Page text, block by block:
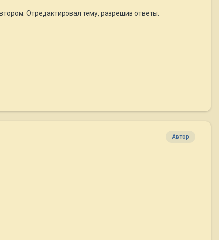
Отредактировал тему, разрешив ответы.
Автор